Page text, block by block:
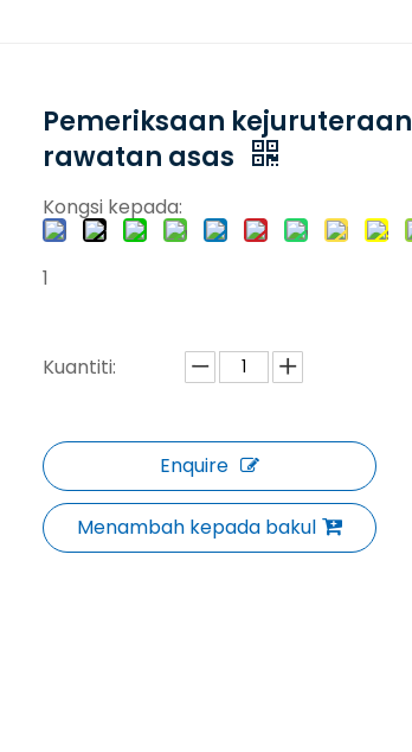
Pemeriksaan kejuruteraan
rawatan asas
Kongsi kepada:
1
Kuantiti:
Enquire
Menambah kepada bakul